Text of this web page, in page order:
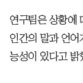
연구팀은 상황에
인간의 말과 언어
능성이 있다고 밝